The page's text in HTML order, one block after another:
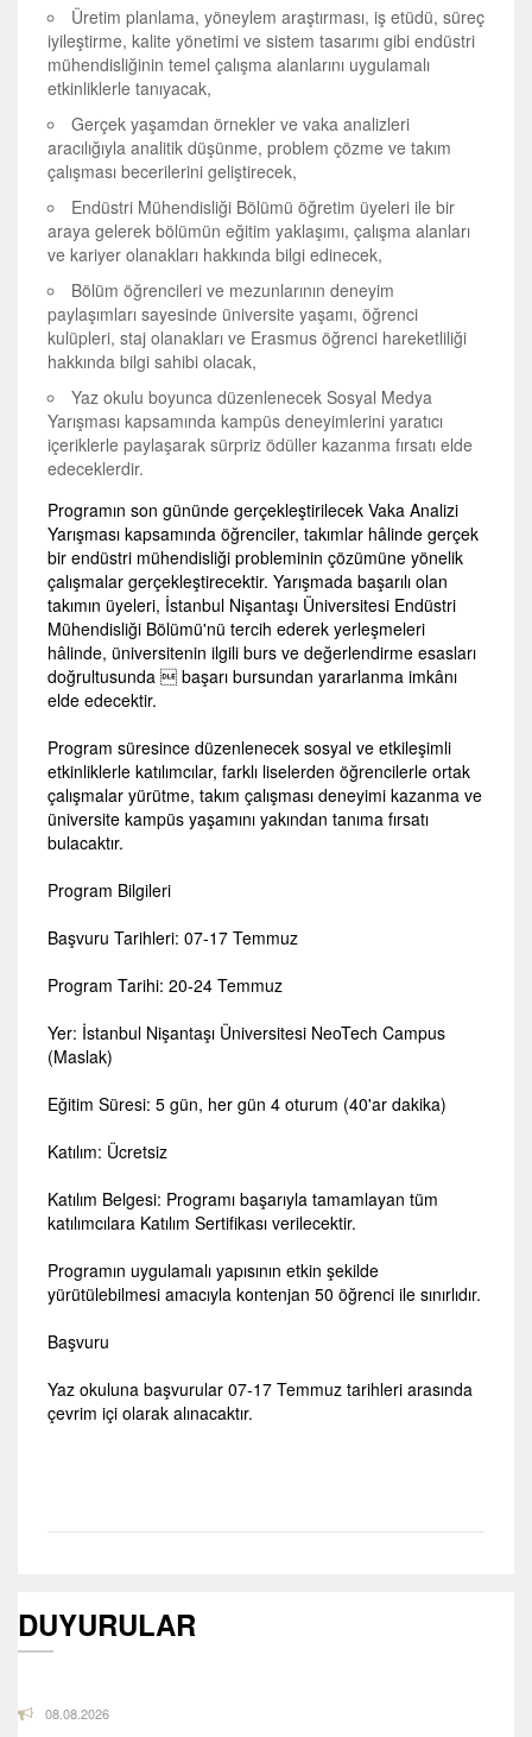
Üretim planlama, yöneylem araştırması, iş etüdü, süreç
iyileştirme, kalite yönetimi ve sistem tasarımı gibi endüstri
mühendisliğinin temel çalışma alanlarını uygulamalı
etkinliklerle tanıyacak,
Gerçek yaşamdan örnekler ve vaka analizleri
aracılığıyla analitik düşünme, problem çözme ve takım
çalışması becerilerini geliştirecek,
Endüstri Mühendisliği Bölümü öğretim üyeleri ile bir
araya gelerek bölümün eğitim yaklaşımı, çalışma alanları
ve kariyer olanakları hakkında bilgi edinecek,
Bölüm öğrencileri ve mezunlarının deneyim
paylaşımları sayesinde üniversite yaşamı, öğrenci
kulüpleri, staj olanakları ve Erasmus öğrenci hareketliliği
hakkında bilgi sahibi olacak,
Yaz okulu boyunca düzenlenecek Sosyal Medya
Yarışması kapsamında kampüs deneyimlerini yaratıcı
içeriklerle paylaşarak sürpriz ödüller kazanma fırsatı elde
edeceklerdir.
Programın son gününde gerçekleştirilecek Vaka Analizi
Yarışması kapsamında öğrenciler, takımlar hâlinde gerçek
bir endüstri mühendisliği probleminin çözümüne yönelik
çalışmalar gerçekleştirecektir. Yarışmada başarılı olan
takımın üyeleri, İstanbul Nişantaşı Üniversitesi Endüstri
Mühendisliği Bölümü'nü tercih ederek yerleşmeleri
hâlinde, üniversitenin ilgili burs ve değerlendirme esasları
doğrultusunda  başarı bursundan yararlanma imkânı
elde edecektir.
Program süresince düzenlenecek sosyal ve etkileşimli
etkinliklerle katılımcılar, farklı liselerden öğrencilerle ortak
çalışmalar yürütme, takım çalışması deneyimi kazanma ve
üniversite kampüs yaşamını yakından tanıma fırsatı
bulacaktır.
Program Bilgileri
Başvuru Tarihleri: 07-17 Temmuz
Program Tarihi: 20-24 Temmuz
Yer: İstanbul Nişantaşı Üniversitesi NeoTech Campus
(Maslak)
Eğitim Süresi: 5 gün, her gün 4 oturum (40'ar dakika)
Katılım: Ücretsiz
Katılım Belgesi: Programı başarıyla tamamlayan tüm
katılımcılara Katılım Sertifikası verilecektir.
Programın uygulamalı yapısının etkin şekilde
yürütülebilmesi amacıyla kontenjan 50 öğrenci ile sınırlıdır.
Başvuru
Yaz okuluna başvurular 07-17 Temmuz tarihleri arasında
çevrim içi olarak alınacaktır.
DUYURULAR
08.08.2026